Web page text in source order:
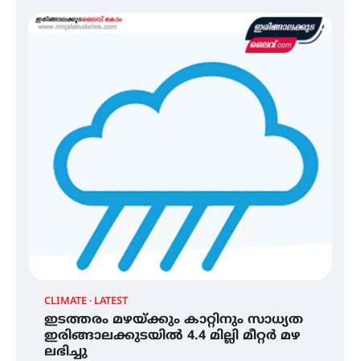
CLIMATE LATEST
ഇടത്തരം മഴയ്ക്കും കാറ്റിനും സാധ്യത
ഇരിങ്ങാലക്കുടയിൽ 4.4 മില്ലി മീറ്റർ മഴ
ലഭിച്ചു
പരിചയപ്പെടാം
അരങ്ങ് 2026′ ആഗസ്റ്റ് 8, 9
തീയതികളിൽ
ഇടത്തരം മഴയ്ക്കും കാറ്റിനും
സാധ്യത ഇരിങ്ങാലക്കുടയിൽ 4.4
മില്ലി മീറ്റർ മഴ ലഭിച്ചു